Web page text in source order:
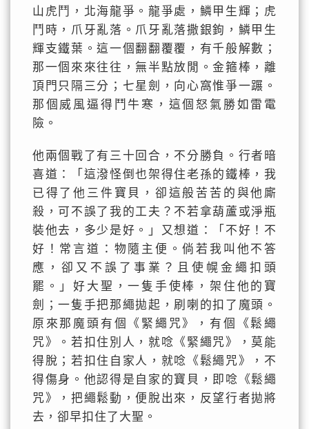
山虎鬥，北海龍爭。龍爭處，鱗甲生輝；虎
鬥時，爪牙亂落。爪牙亂落撒銀鉤，鱗甲生
輝支鐵葉。這一個翻翻覆覆，有千般解數；
那一個來來往往，無半點放閒。金箍棒，離
頂門只隔三分；七星劍，向心窩惟爭一蹍。
那個威風逼得鬥牛寒，這個怒氣勝如雷電
險。
他兩個戰了有三十回合，不分勝負。行者暗
喜道：「這潑怪倒也架得住老孫的鐵棒，我
已得了他三件寶貝，卻這般苦苦的與他廝
殺，可不誤了我的工夫？不若拿葫蘆或淨瓶
裝他去，多少是好。」又想道：「不好！不
好！常言道：物隨主便。倘若我叫他不答
應，卻又不誤了事業？且使幌金繩扣頭
罷。」好大聖，一隻手使棒，架住他的寶
劍；一隻手把那繩拋起，刷喇的扣了魔頭。
原來那魔頭有個《緊繩咒》，有個《鬆繩
咒》。若扣住別人，就唸《緊繩咒》，莫能
得脫；若扣住自家人，就唸《鬆繩咒》，不
得傷身。他認得是自家的寶貝，即唸《鬆繩
咒》，把繩鬆動，便脫出來，反望行者拋將
去，卻早扣住了大聖。